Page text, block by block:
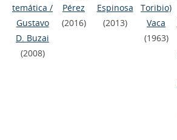
temática /
Gustavo
D. Buzai
(2008)
Pérez
(2016)
Espinosa
(2013)
Toribio)
Vaca
(1963)